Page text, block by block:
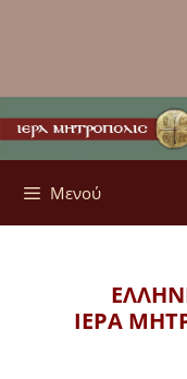
Μενού
ΙΕΡΑ